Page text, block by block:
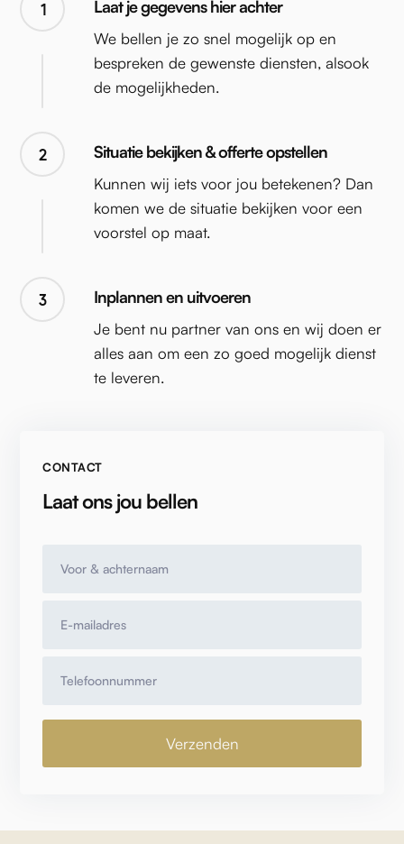
1
2
3
Laat je gegevens hier achter
We bellen je zo snel mogelijk op en
bespreken de gewenste diensten, alsook
de mogelijkheden.
Situatie bekijken & offerte opstellen
Kunnen wij iets voor jou betekenen? Dan
komen we de situatie bekijken voor een
voorstel op maat.
Inplannen en uitvoeren
Je bent nu partner van ons en wij doen er
alles aan om een zo goed mogelijk dienst
te leveren.
CONTACT
Laat ons jou bellen